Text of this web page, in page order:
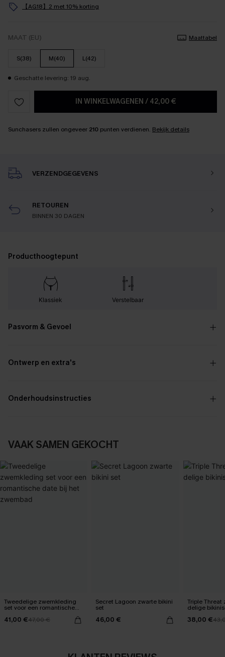
【AG18】2 met 10% korting
MAAT (EU) Maattabel
S(38) M(40) L(42)
Geschatte levering: 19 aug.
IN WINKELWAGENEN / 42,00 €
Sunchasers zullen ongeveer 210 punten verdienen. Bekijk details
VERZENDGEGEVENS
RETOUREN
BINNEN 30 DAGEN
Producthoogtepunt
Klassiek Verstelbaar
Pasvorm & Gevoel
Ontwerp en extra's
Onderhoudsinstructies
VAAK SAMEN GEKOCHT
Tweedelige zwemkleding
set voor een romantische
41,00 €47,00 €
Secret Lagoon zwarte bikini
set
46,00 €
Triple Threat
delige
38,00 €